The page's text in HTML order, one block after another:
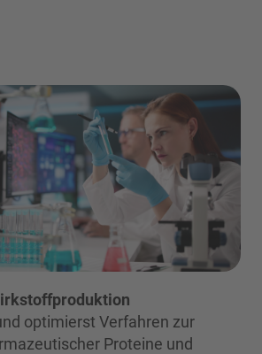
optimierst Verfahren zur
Proteine und